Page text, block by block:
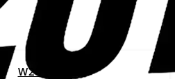
W201